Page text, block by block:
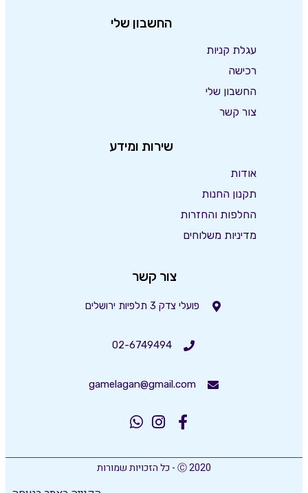
החשבון שלי
עגלת קניות
רכישה
החשבון שלי
צור קשר
שירות ומידע
אודות
תקנון החנות
החלפות והחזרות
מדיניות משלוחים
צור קשר
פועלי צדק 3 תלפיות ירושלים
02-6749494
gamelagan@gmail.com
Ⓒ 2020 - כל הזכויות שמורות